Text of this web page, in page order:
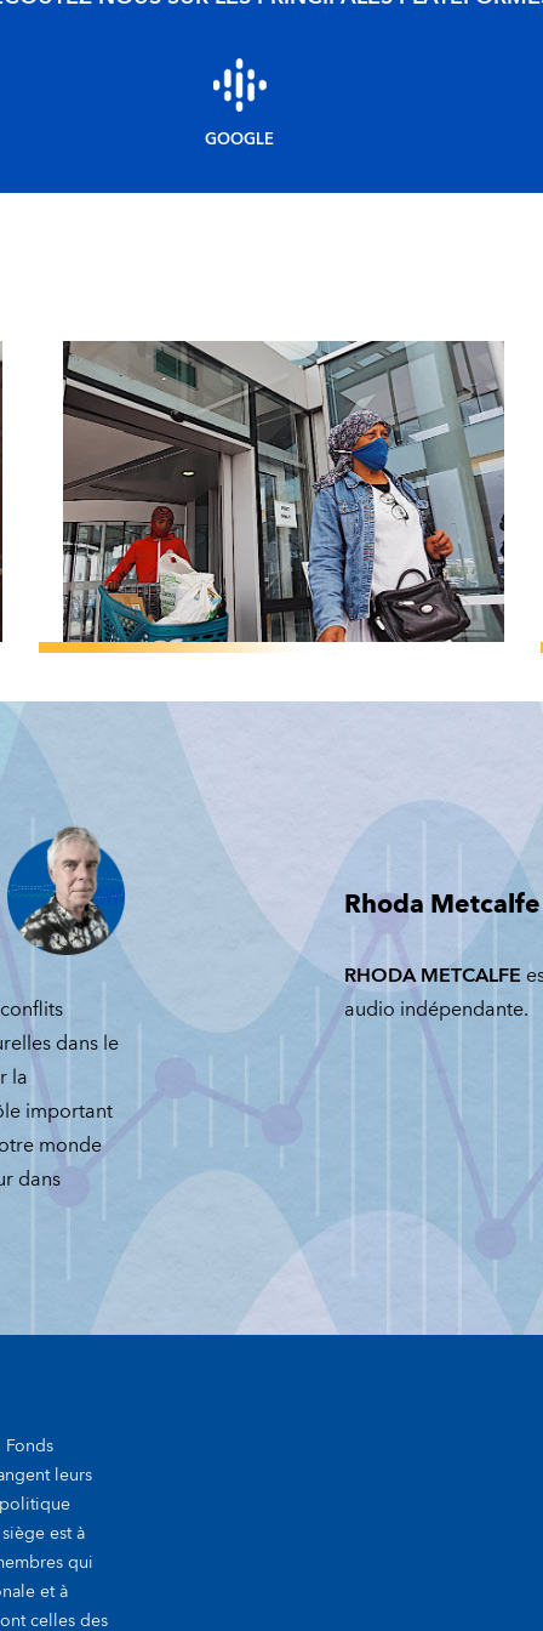
GOOGLE
INFLATION
Perspectives pour
l'Afrique
subsaharienne:
Nouveau choc,
peu de marge de
manœuvre
PAPA N’DIAYE
LE 28 AVRIL 2022
dans le
la
important
monde
dans
Rhoda Metcalfe
RHODA METCALFE
audio indépendante.
leurs
est à
qui
et à
celles des